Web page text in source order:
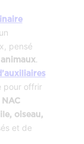
pensé
.
offrir
NAC
oiseau,
et de